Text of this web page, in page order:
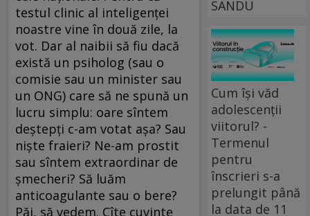
testul clinic al inteligenţei
noastre vine în două zile, la
vot. Dar al naibii să fiu dacă
există un psiholog (sau o
comisie sau un minister sau
un ONG) care să ne spună un
lucru simplu: oare sîntem
deştepţi c-am votat aşa? Sau
nişte fraieri? Ne-am prostit
sau sîntem extraordinar de
şmecheri? Să luăm
anticoagulante sau o bere?
Păi, să vedem. Cîte cuvinte
SANDU
Cum își văd
adolescenții
viitorul? -
Termenul
pentru
înscrieri s-a
prelungit până
la data de 11